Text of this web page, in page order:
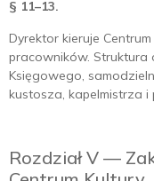
§ 11–13.
Dyrektor kieruje
pracowników. Struktura
Księgowego,
kustosza, kapelmistrza
Rozdział V —